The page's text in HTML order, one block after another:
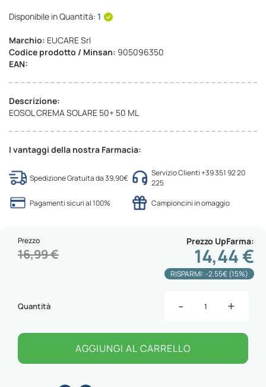
Disponibile in Quantità: 1
Marchio: EUCARE Srl
Codice prodotto / Minsan: 905096350
EAN:
Descrizione:
EOSOL CREMA SOLARE 50+ 50 ML
I vantaggi della nostra Farmacia:
Spedizione Gratuita da 39,90€
Servizio Clienti +39 351 92 20
225
Pagamenti sicuri al 100%
Campioncini in omaggio
Prezzo UpFarma
14,44 €
Prezzo
16,99 €
RISPARMI: -2.55€ (15%)
Quantità - +
AGGIUNGI AL CARRELLO